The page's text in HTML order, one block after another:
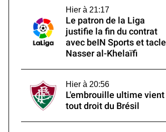
Hier à 21:17
Le patron de la Liga
justifie la fin du contrat
avec beIN Sports et tacle
Nasser al-Khelaïfi
Hier à 20:56
L'embrouille ultime vient
tout droit du Brésil